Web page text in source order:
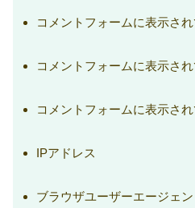
コメントフォームに表示され
コメントフォームに表示さ
コメントフォームに表示さ
IPアドレス
ブラウザユーザーエージェン